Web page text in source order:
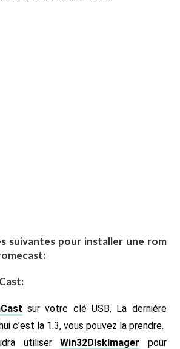
suivantes pour installer une rom
:
sur votre clé USB. La dernière
c’est la 1.3, vous pouvez la prendre.
utiliserWin32DiskImager pour